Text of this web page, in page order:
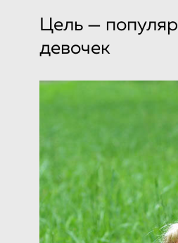
Цель —
девочек